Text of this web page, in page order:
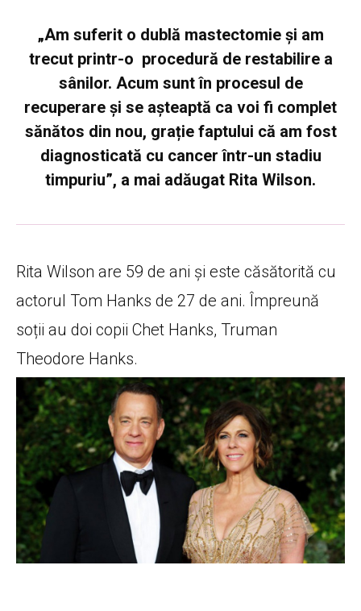
„Am suferit o dublă mastectomie și am
trecut printr-o procedură de restabilire a
sânilor. Acum sunt în procesul de
recuperare și se așteaptă ca voi fi complet
sănătos din nou, grație faptului că am fost
diagnosticată cu cancer într-un stadiu
timpuriu”, a mai adăugat Rita Wilson.
Rita Wilson are 59 de ani și este căsătorită cu
actorul Tom Hanks de 27 de ani. Împreună
soții au doi copii Chet Hanks, Truman
Theodore Hanks.